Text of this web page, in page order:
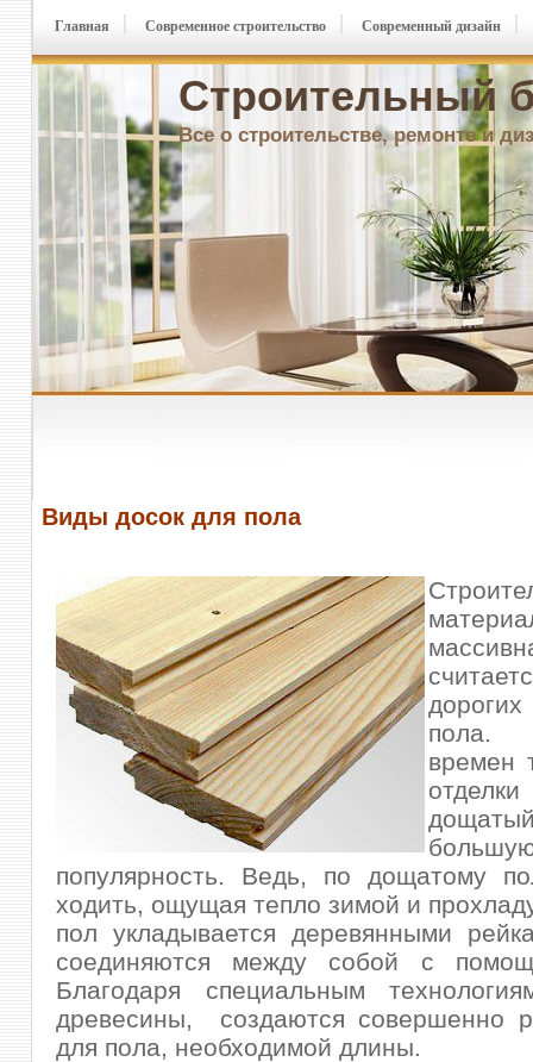
Строительный
Все о строительстве, ремонте и
Главная Современное строительство Современный дизайн
Виды досок для пола
пола.
времен
популярность. Ведь, по дощатому
ходить, ощущая тепло зимой и
пол укладывается деревянными
соединяются между собой с
Благодаря специальным
древесины, создаются совершенно
для пола, необходимой длины.